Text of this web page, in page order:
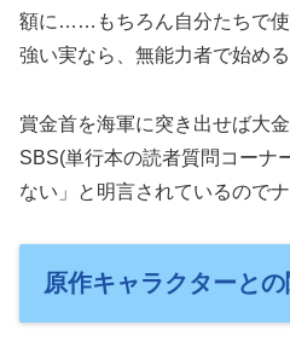
額に……もちろん自分たちで
強い実なら、無能力者で始め
賞金首を海軍に突き出せば大
SBS(単行本の読者質問コーナ
ない」と明言されているのでナ
原作キャラクターとの